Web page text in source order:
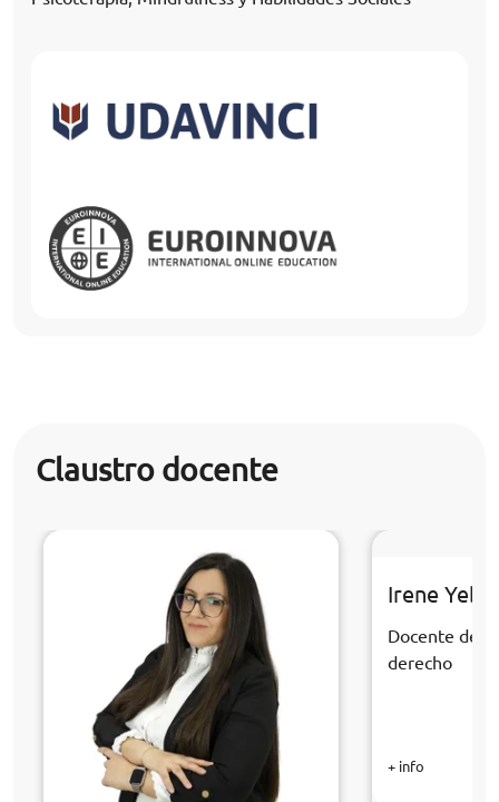
Claustro docente
Irene
Docente de
derecho
+ info